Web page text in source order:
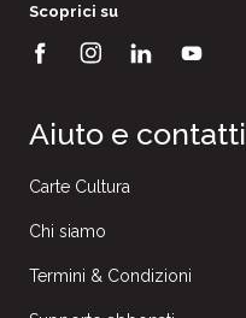
Scoprici su
Aiuto e contatti
Carte Cultura
Chi siamo
Termini & Condizioni